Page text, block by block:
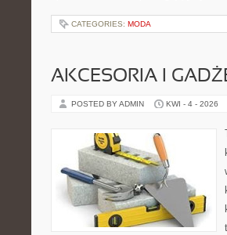
CATEGORIES: MODA
AKCESORIA I
POSTED BY ADMIN KWI - 4 - 2026